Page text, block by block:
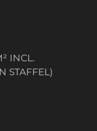
INCL.
STAFFEL)